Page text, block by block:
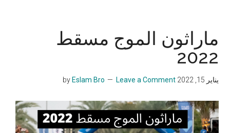
ماراثون الموج مسقط
2022
يناير 15, 2022 by
Eslam Bro Leave a Comment